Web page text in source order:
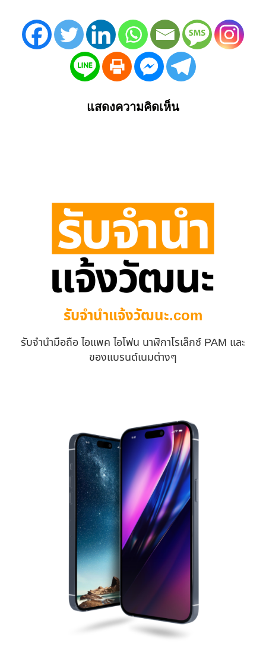
แสดงความคิดเห็น
รับจํานําแจ้งวัฒนะ.com
รับจำนำมือถือ ไอแพค ไอโฟน นาฬิกาโรเล็กซ์ PAM และ
ของแบรนด์เนมต่างๆ